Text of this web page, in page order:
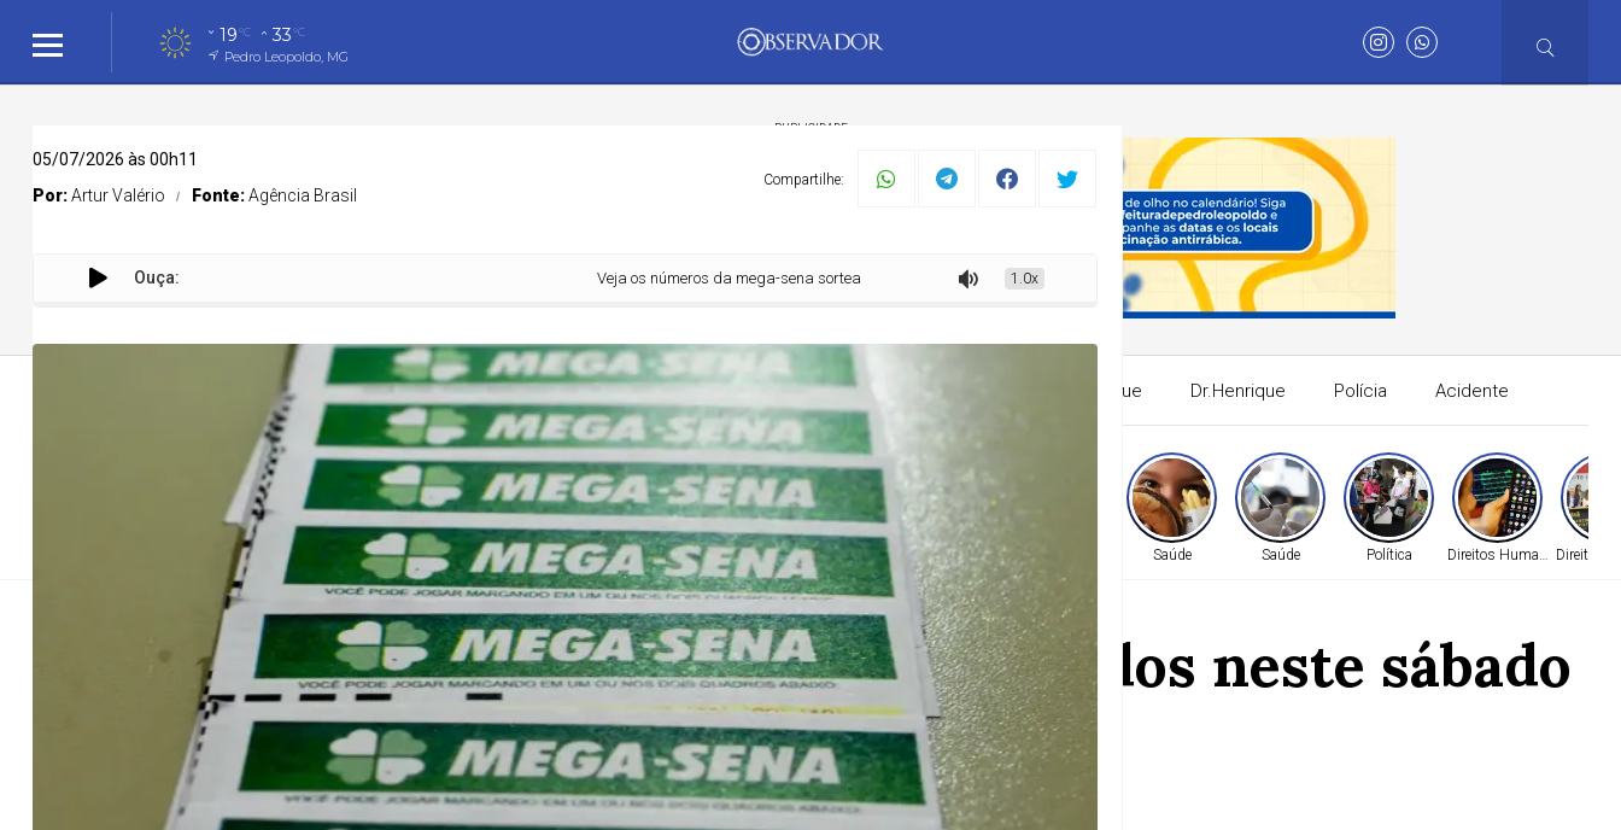
19°C 33°C
Pedro Leopoldo, MG
PUBLICIDADE
Cidades Política Entretenimento Tecnologia Economia Dom Walmor Dr.Henrique Dr.Henrique Polícia Acidente
Direitos Humanos Geral Esportes Saúde Geral Justiça Direitos Humanos Coluna MG Saúde Saúde Política Direitos HumanosDireitos
Veja os números da mega-sena sorteados neste sábado
(4)
Próximo concurso acontece na terça-feira (7)
05/07/2026 às 00h11
Por:Artur Valério Fonte:Agência Brasil
Compartilhe:
Ouça: Veja os números da mega-sena sorteados neste sábado (4) 1.0x